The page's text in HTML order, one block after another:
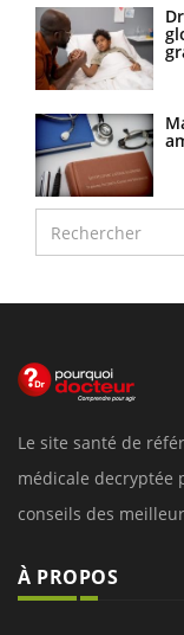
Le site santé de
médicale decryptée
conseils des
À PROPOS